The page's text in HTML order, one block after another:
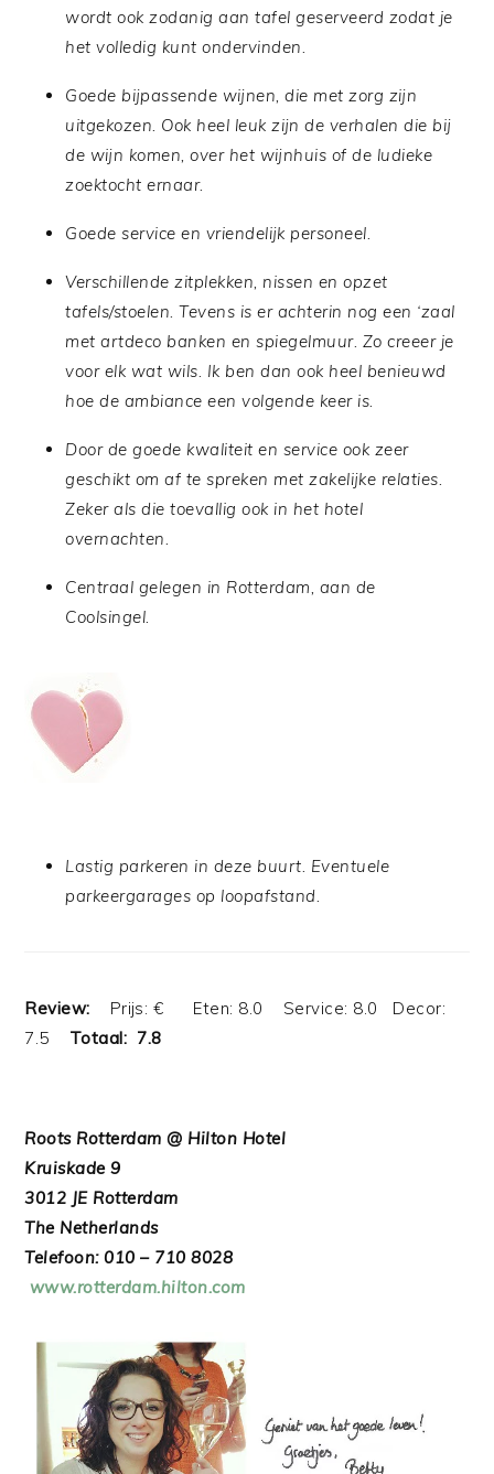
wordt ook zodanig aan tafel geserveerd zodat je
het volledig kunt ondervinden.
Goede bijpassende wijnen, die met zorg zijn
uitgekozen. Ook heel leuk zijn de verhalen die bij
de wijn komen, over het wijnhuis of de ludieke
zoektocht ernaar.
Goede service en vriendelijk personeel.
Verschillende zitplekken, nissen en opzet
tafels/stoelen. Tevens is er achterin nog een ‘zaal
met artdeco banken en spiegelmuur. Zo creeer je
voor elk wat wils. Ik ben dan ook heel benieuwd
hoe de ambiance een volgende keer is.
Door de goede kwaliteit en service ook zeer
geschikt om af te spreken met zakelijke relaties.
Zeker als die toevallig ook in het hotel
overnachten.
Centraal gelegen in Rotterdam, aan de
Coolsingel.
Lastig parkeren in deze buurt. Eventuele
parkeergarages op loopafstand.
Review:
Prijs: € Eten: 8.0 Service: 8.0 Decor:
7.5 Totaal: 7.8
Roots Rotterdam@ Hilton Hotel
Kruiskade 9
3012 JE Rotterdam
The Netherlands
Telefoon: 010 – 710 8028
www.rotterdam.hilton.com